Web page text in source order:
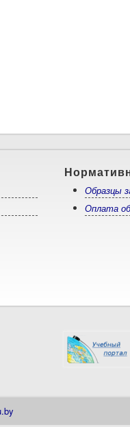
Образцы
Оплата